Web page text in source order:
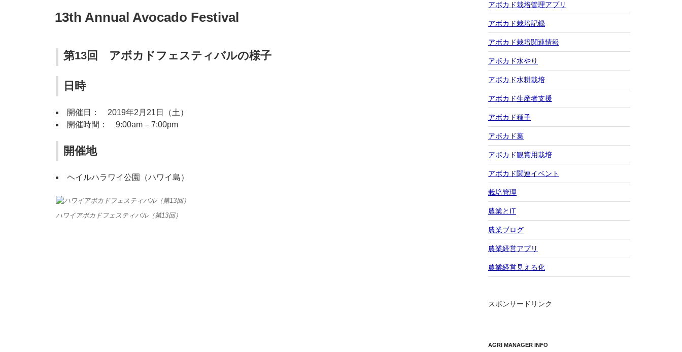
ゲ
シ
ョ
ン
13th Annual Avocado Festival
第13回 アボカドフェスティバルの様子
日時
開催日： 2019年2月21日（土）
開催時間： 9:00am – 7:00pm
開催地
ヘイルハラワイ公園（ハワイ島）
ハワイアボカドフェスティバル（第13回）
アボカド栽培管理アプリ
アボカド栽培記録
アボカド栽培関連情報
アボカド水やり
アボカド水耕栽培
アボカド生産者支援
アボカド種子
アボカド葉
アボカド観賞用栽培
アボカド関連イベント
栽培管理
農業とIT
農業ブログ
農業経営アプリ
農業経営見える化
スポンサードリンク
AGRI MANAGER INFO